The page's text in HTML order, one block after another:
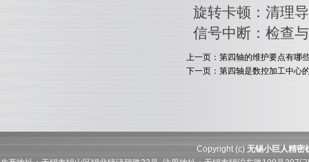
旋转卡顿：清理
信号中断：检查
上一页：第四轴的维护要点有哪
下一页：第四轴是数控加工中心
Copyright (c)无锡小巨人精密